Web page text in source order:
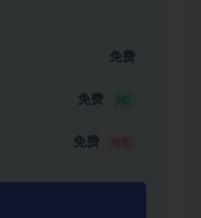
免费
免费 6折
免费